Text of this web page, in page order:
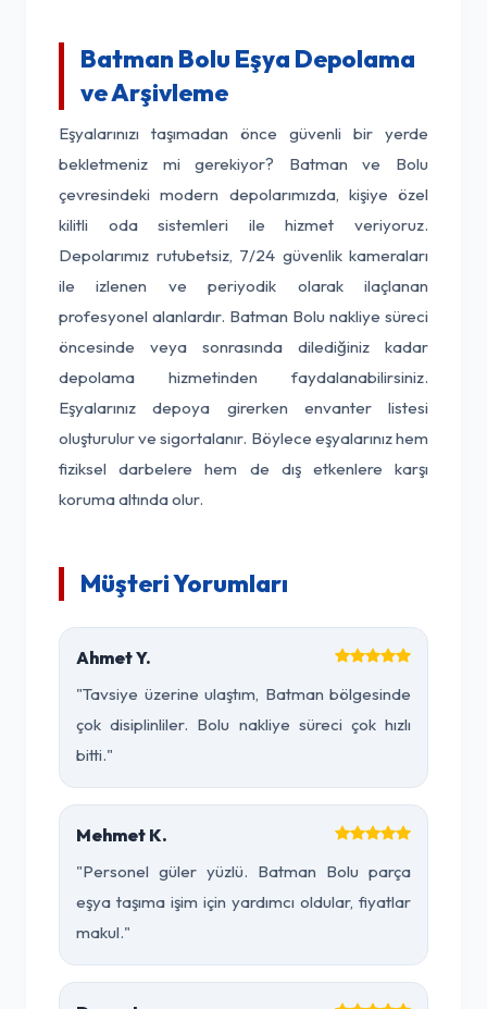
Batman Bolu Eşya Depolama
ve Arşivleme
Eşyalarınızı taşımadan önce güvenli bir yerde
bekletmeniz mi gerekiyor? Batman ve Bolu
çevresindeki modern depolarımızda, kişiye özel
kilitli oda sistemleri ile hizmet veriyoruz.
Depolarımız rutubetsiz, 7/24 güvenlik kameraları
ile izlenen ve periyodik olarak ilaçlanan
profesyonel alanlardır. Batman Bolu nakliye süreci
öncesinde veya sonrasında dilediğiniz kadar
depolama hizmetinden faydalanabilirsiniz.
Eşyalarınız depoya girerken envanter listesi
oluşturulur ve sigortalanır. Böylece eşyalarınız hem
fiziksel darbelere hem de dış etkenlere karşı
koruma altında olur.
Müşteri Yorumları
Ahmet Y.
"Tavsiye üzerine ulaştım, Batman bölgesinde
çok disiplinliler. Bolu nakliye süreci çok hızlı
bitti."
Mehmet K.
"Personel güler yüzlü. Batman Bolu parça
eşya taşıma işim için yardımcı oldular, fiyatlar
makul."